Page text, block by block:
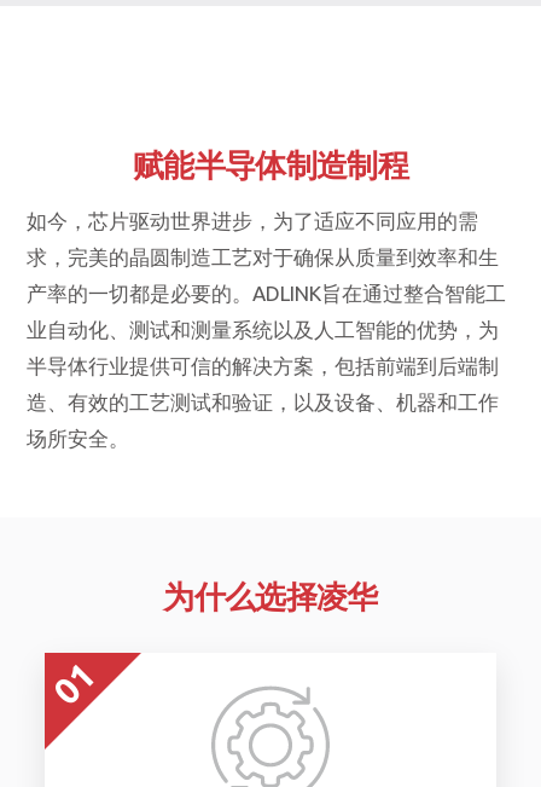
赋能半导体制造制程
如今，芯片驱动世界进步，为了适应不同应用的需
求，完美的晶圆制造工艺对于确保从质量到效率和生
产率的一切都是必要的。ADLINK旨在通过整合智能工
业自动化、测试和测量系统以及人工智能的优势，为
半导体行业提供可信的解决方案，包括前端到后端制
造、有效的工艺测试和验证，以及设备、机器和工作
场所安全。
为什么选择凌华